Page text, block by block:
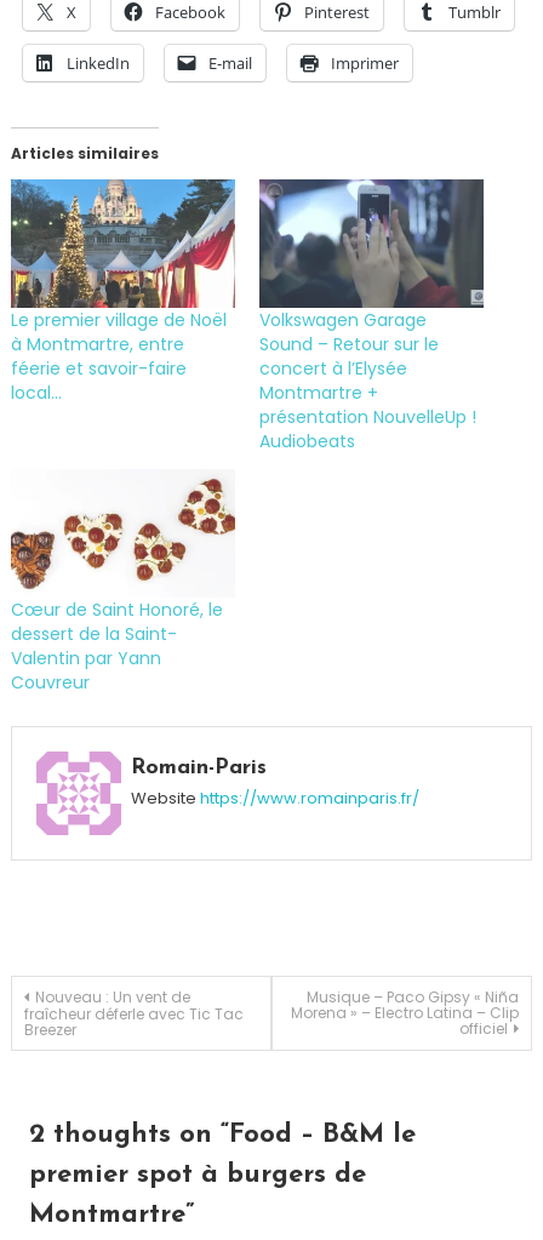
X Facebook Pinterest Tumblr
LinkedIn E-mail Imprimer
Articles similaires
Le premier village de Noël
à Montmartre, entre
féerie et savoir-faire
local…
Volkswagen Garage
Sound – Retour sur le
concert à l’Elysée
Montmartre +
présentation NouvelleUp !
Audiobeats
Cœur de Saint Honoré, le
dessert de la Saint-
Valentin par Yann
Couvreur
B&M,
Burger,
Cookies,
Paris,
Rachel
Moeller,
Veggan
Romain-Paris
Website https://www.romainparis.fr/
Navigation
de
l’article
Nouveau : Un vent de
fraîcheur déferle avec Tic Tac
Breezer
Musique – Paco Gipsy « Niña
Morena » – Electro Latina – Clip
officiel
2 thoughts on “Food – B&M le
premier spot à burgers de
Montmartre”